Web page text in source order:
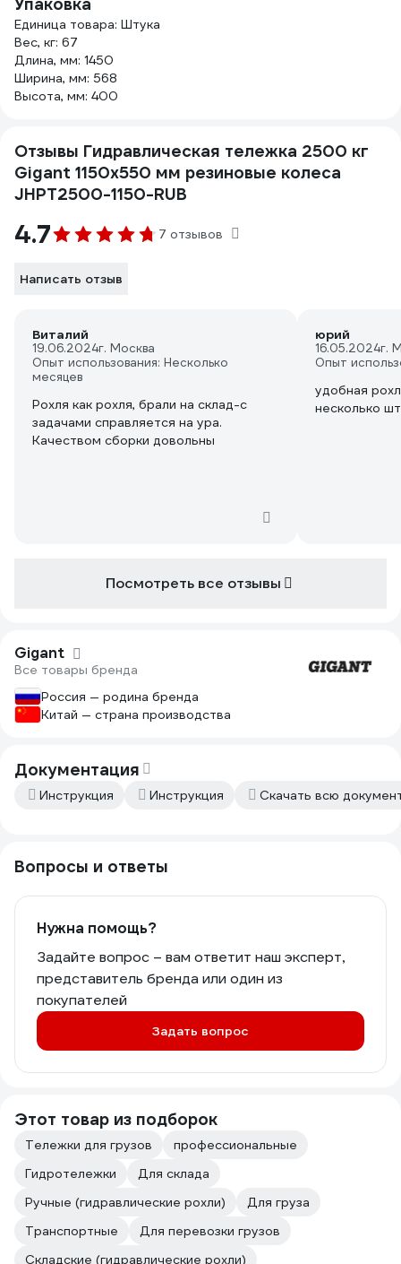
Упаковка
Единица товара: Штука
Вес, кг: 67
Длина, мм: 1450
Ширина, мм: 568
Высота, мм: 400
Отзывы Гидравлическая тележка 2500 кг
Gigant 1150x550 мм резиновые колеса
JHPT2500-1150-RUB
4.7 7 отзывов
Написать отзыв
Виталий
19.06.2024г. Москва
Опыт использования: Несколько
месяцев
Рохля как рохля, брали на склад-с
задачами справляется на ура.
Качеством сборки довольны
юрий
16.05.2024г.
Опыт
удобная
несколько
Посмотреть все отзывы
Gigant
Все товары бренда
Россия — родина бренда
Китай — страна производства
Документация
Инструкция Инструкция Скачать всю
Вопросы и ответы
Нужна помощь?
Задайте вопрос – вам ответит наш эксперт,
представитель бренда или один из
покупателей
Задать вопрос
Этот товар из подборок
Тележки для грузов
профессиональные
Гидротележки
Для склада
Ручные (гидравлические рохли)
Для груза
Транспортные
Для перевозки грузов
Складские (гидравлические рохли)